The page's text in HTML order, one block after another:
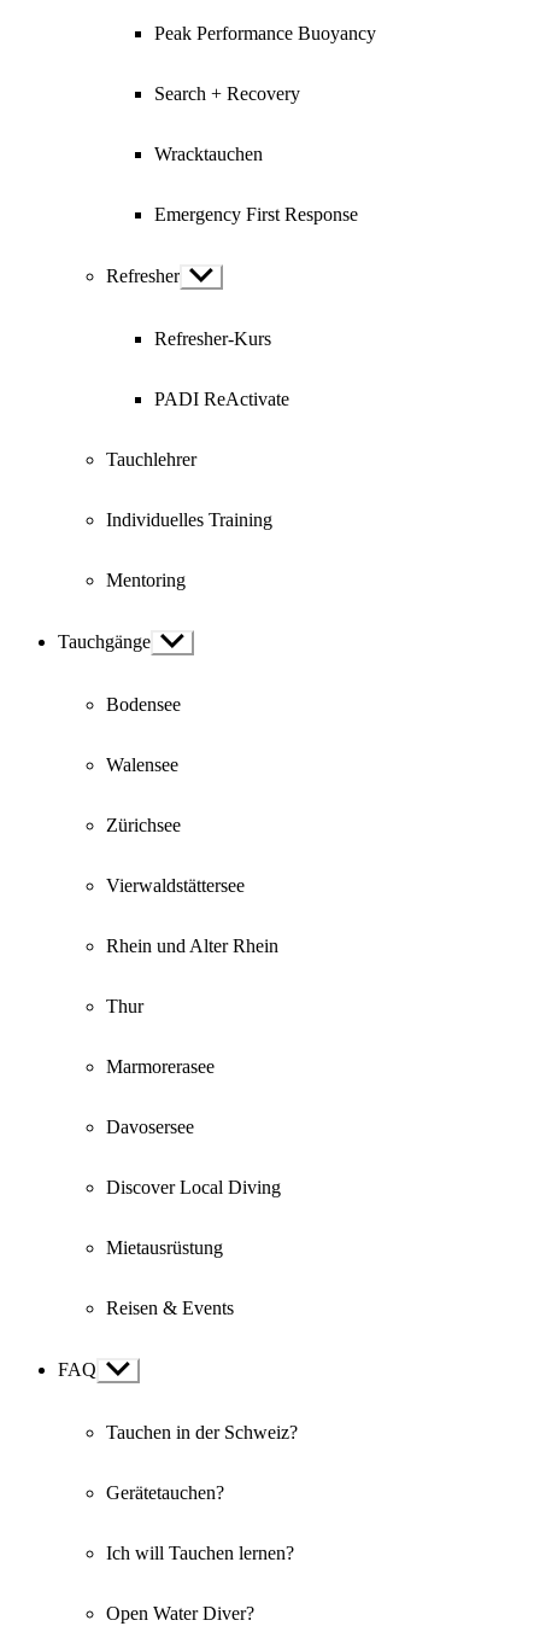
Peak Performance Buoyancy
Search + Recovery
Wracktauchen
Emergency First Response
Refresher Show
sub
Refresher-Kurs
PADI ReActivate
Tauchlehrer
Individuelles Training
Mentoring
Tauchgänge Show
sub
Bodensee
Walensee
Zürichsee
Vierwaldstättersee
Rhein und Alter Rhein
Thur
Marmorerasee
Davosersee
Discover Local Diving
Mietausrüstung
Reisen & Events
FAQ Show
sub
Tauchen in der Schweiz?
Gerätetauchen?
Ich will Tauchen lernen?
Open Water Diver?